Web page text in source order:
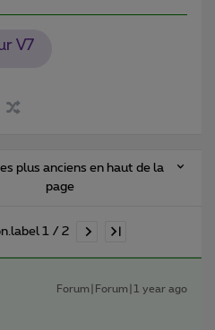
V7
plus anciens en haut de la
page
1 / 2
Forum|Forum|1 year ago